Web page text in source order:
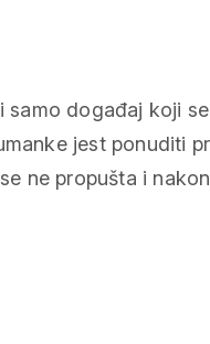
samo događaj koji
jest ponuditi
ne propušta i